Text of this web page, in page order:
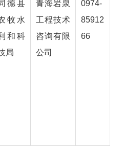
德县
牧水
和科
局
青海岩泉
工程技术
咨询有限
公司
0974-
85912
66